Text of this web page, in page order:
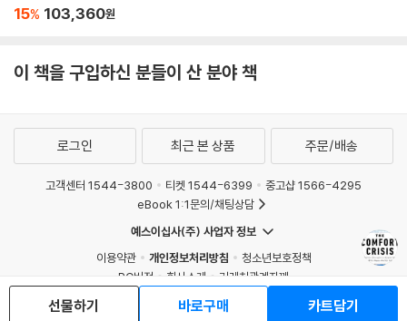
15% 103,360원
이 책을 구입하신 분들이 산 분야 책
선물하기 바로구매 카트담기
로그인 최근 본 상품 주문/배송
고객센터 1544-3800 티켓 1544-6399
중고샵 1566-4295
eBook 1:1문의/채팅상담
예스이십사(주) 사업자 정보
이용약관
개인정보처리방침
청소년보호정책
PC버전
회사소개
거래처관계자께